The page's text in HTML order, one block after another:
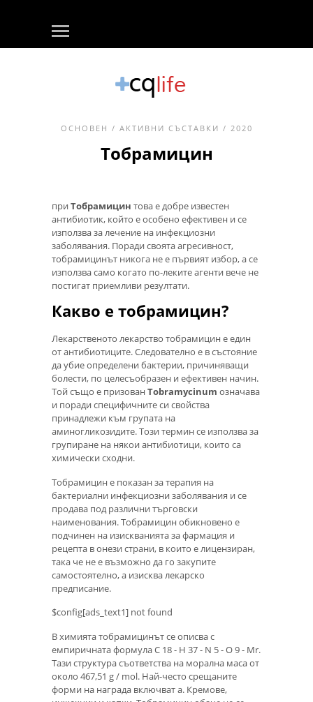
ОСНОВЕН / АКТИВНИ СЪСТАВКИ / 2020
Тобрамицин
при Тобрамицин това е добре известен
антибиотик, който е особено ефективен и се
използва за лечение на инфекциозни
заболявания. Поради своята агресивност,
тобрамицинът никога не е първият избор, а се
използва само когато по-леките агенти вече не
постигат приемливи резултати.
Какво е тобрамицин?
Лекарственото лекарство тобрамицин е един
от антибиотиците. Следователно е в състояние
да убие определени бактерии, причиняващи
болести, по целесъобразен и ефективен начин.
Той също е призован Tobramycinum означава
и поради специфичните си свойства
принадлежи към групата на
аминогликозидите. Този термин се използва за
групиране на някои антибиотици, които са
химически сходни.
Тобрамицин е показан за терапия на
бактериални инфекциозни заболявания и се
продава под различни търговски
наименования. Тобрамицин обикновено е
подчинен на изискванията за фармация и
рецепта в онези страни, в които е лицензиран,
така че не е възможно да го закупите
самостоятелно, а изисква лекарско
предписание.
$config[ads_text1] not found
В химията тобрамицинът се описва с
емпиричната формула C 18 - H 37 - N 5 - O 9 - Mr.
Тази структура съответства на морална маса от
около 467,51 g / mol. Най-често срещаните
форми на награда включват а. Кремове,